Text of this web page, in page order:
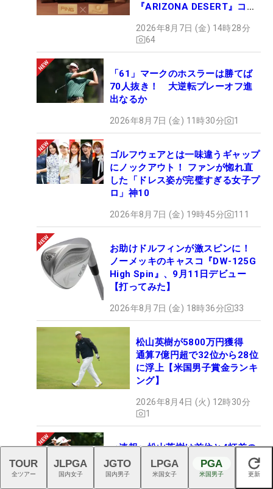
『ARIZONA DESERT』コレ
ュー
2026年8月7日 (金) 14時28分
64
「61」マークのホスラーは勝てば
70人抜き！ 大逆転プレーオフ進
出なるか
2026年8月7日 (金) 11時30分 1
ゴルフウェアとは一味違うギャップ
にノックアウト！ ファンが惚れ直
した「ドレス姿が完璧すぎる女子プ
ロ」神10
2026年8月7日 (金) 19時45分 111
お助けドルフィンが激スピンに！
ノーメッキのキャスコ『DW-125G
High Spin』、9月11日デビュー
【打ってみた】
2026年8月7日 (金) 18時36分 33
松山英樹が5800万円獲得
通算7億円超で32位から28位
に浮上【米国男子賞金ランキ
ング】
2026年8月4日 (火) 12時30分
1
＜速報＞松山英樹は首位と4打差の
「65」 イーグル奪取で好発進閉じる
TOUR
全ツアー
JLPGA
国内女子
JGTO
国内男子
LPGA
米国女子
PGA
米国男子 更新